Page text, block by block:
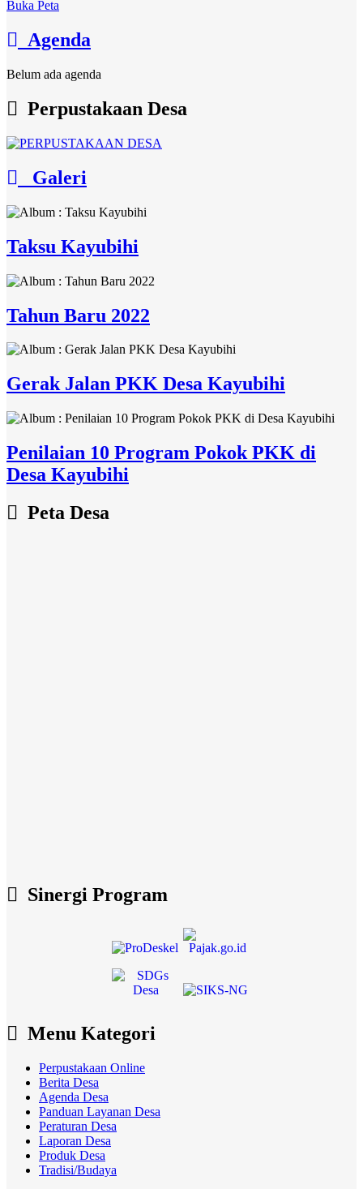
Buka Peta
Agenda
Belum ada agenda
Perpustakaan Desa
Galeri
Taksu Kayubihi
Tahun Baru 2022
Gerak Jalan PKK Desa Kayubihi
Penilaian 10 Program Pokok PKK di
Desa Kayubihi
Peta Desa
Sinergi Program
Menu Kategori
Perpustakaan Online
Berita Desa
Agenda Desa
Panduan Layanan Desa
Peraturan Desa
Laporan Desa
Produk Desa
Tradisi/Budaya